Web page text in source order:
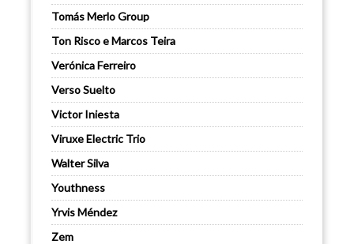
Tomás Merlo Group
Ton Risco e Marcos Teira
Verónica Ferreiro
Verso Suelto
Victor Iniesta
Viruxe Electric Trio
Walter Silva
Youthness
Yrvis Méndez
Zem